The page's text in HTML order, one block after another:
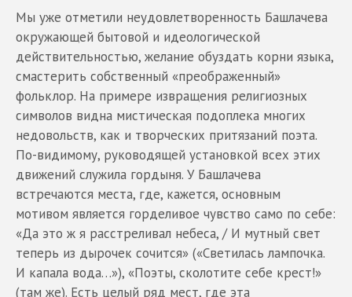
Мы уже отметили неудовлетворенность Башлачева
окружающей бытовой и идеологической
действительностью, желание обуздать корни языка,
смастерить собственный «преображенный»
фольклор. На примере извращения религиозных
символов видна мистическая подоплека многих
недовольств, как и творческих притязаний поэта.
По-видимому, руководящей установкой всех этих
движений служила гордыня. У Башлачева
встречаются места, где, кажется, основным
мотивом является горделивое чувство само по себе:
«Да это ж я расстреливал небеса, / И мутный свет
теперь из дырочек сочится» («Светилась лампочка.
И капала вода…»), «Поэты, сколотите себе крест!»
(там же). Есть целый ряд мест, где эта